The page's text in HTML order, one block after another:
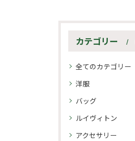
カテゴリー
全てのカテゴリー
洋服
バッグ
ルイヴィトン
アクセサリー